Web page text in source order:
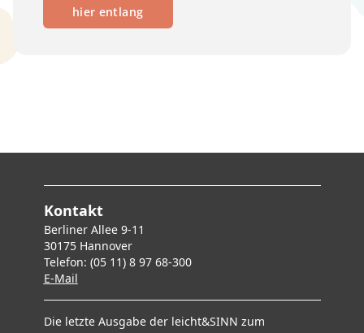
hier entlang
Kontakt
Berliner Allee 9-11
30175 Hannover
Telefon: (05 11) 8 97 68-300
E-Mail
Die letzte Ausgabe der leicht&SINN zum